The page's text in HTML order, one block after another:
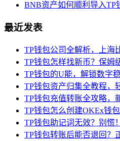
BNB资产如何顺利导入TP
最近发表
TP钱包公司全解析，上海
TP钱包怎样找新币？保姆
TP钱包的U能，解锁数字
TP钱包资产归集全教程，
TP钱包充值转账全攻略，
TP钱包怎么创建OKEx钱
TP钱包助记词无效？别慌
TP钱包转账后能否退回？